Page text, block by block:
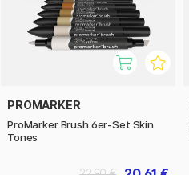
PROMARKER
ProMarker Brush 6er-Set Skin
Tones